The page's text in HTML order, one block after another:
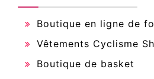
Boutique en ligne de
Vêtements Cyclisme
Boutique de basket